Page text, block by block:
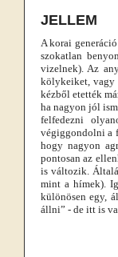
JELLEM
A korai
szokatlan
vizelnek). Az
kölykeiket, vagy
kézből etették
ha nagyon jól
felfedezni
végiggondolni a
hogy nagyon
pontosan az
is változik.
mint a hímek).
különösen egy,
állni” - de itt is